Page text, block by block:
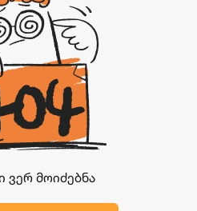
ვერ მოიძებნა